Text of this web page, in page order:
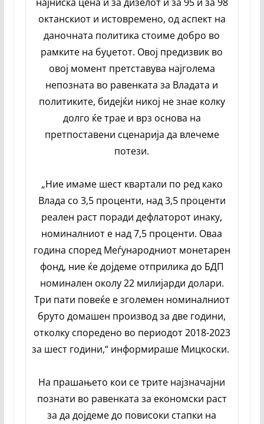
октанскиот и истовремено, од аспект на
даночната политика стоиме добро во
рамките на буџетот. Овој предизвик во
овој момент претставува најголема
непозната во равенката за Владата и
политиките, бидејќи никој не знае колку
долго ќе трае и врз основа на
претпоставени сценарија да влечеме
потези.
„Ние имаме шест квартали по ред како
Влада со 3,5 проценти, над 3,5 проценти
реален раст поради дефлаторот инаку,
номиналниот е над 7,5 проценти. Оваа
година според Меѓународниот монетарен
фонд, ние ќе дојдеме отприлика до БДП
номинален околу 22 милијарди долари.
Три пати повеќе е зголемен номиналниот
бруто домашен производ за две години,
отколку споредено во периодот 2018-2023
за шест години,“ информираше Мицкоски.
На прашањето кои се трите најзначајни
познати во равенката за економски раст
за да дојдеме до повисоки стапки на